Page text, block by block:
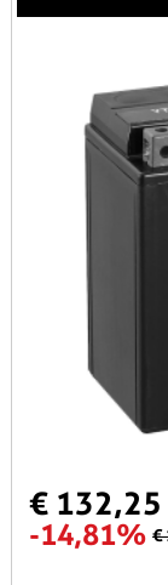
€ 132,25
-14,81% €